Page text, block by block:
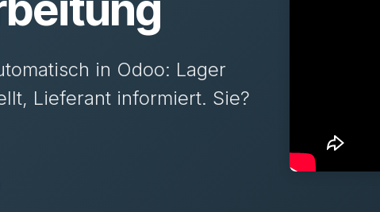
in Odoo: Lager
Lieferant informiert. Sie?